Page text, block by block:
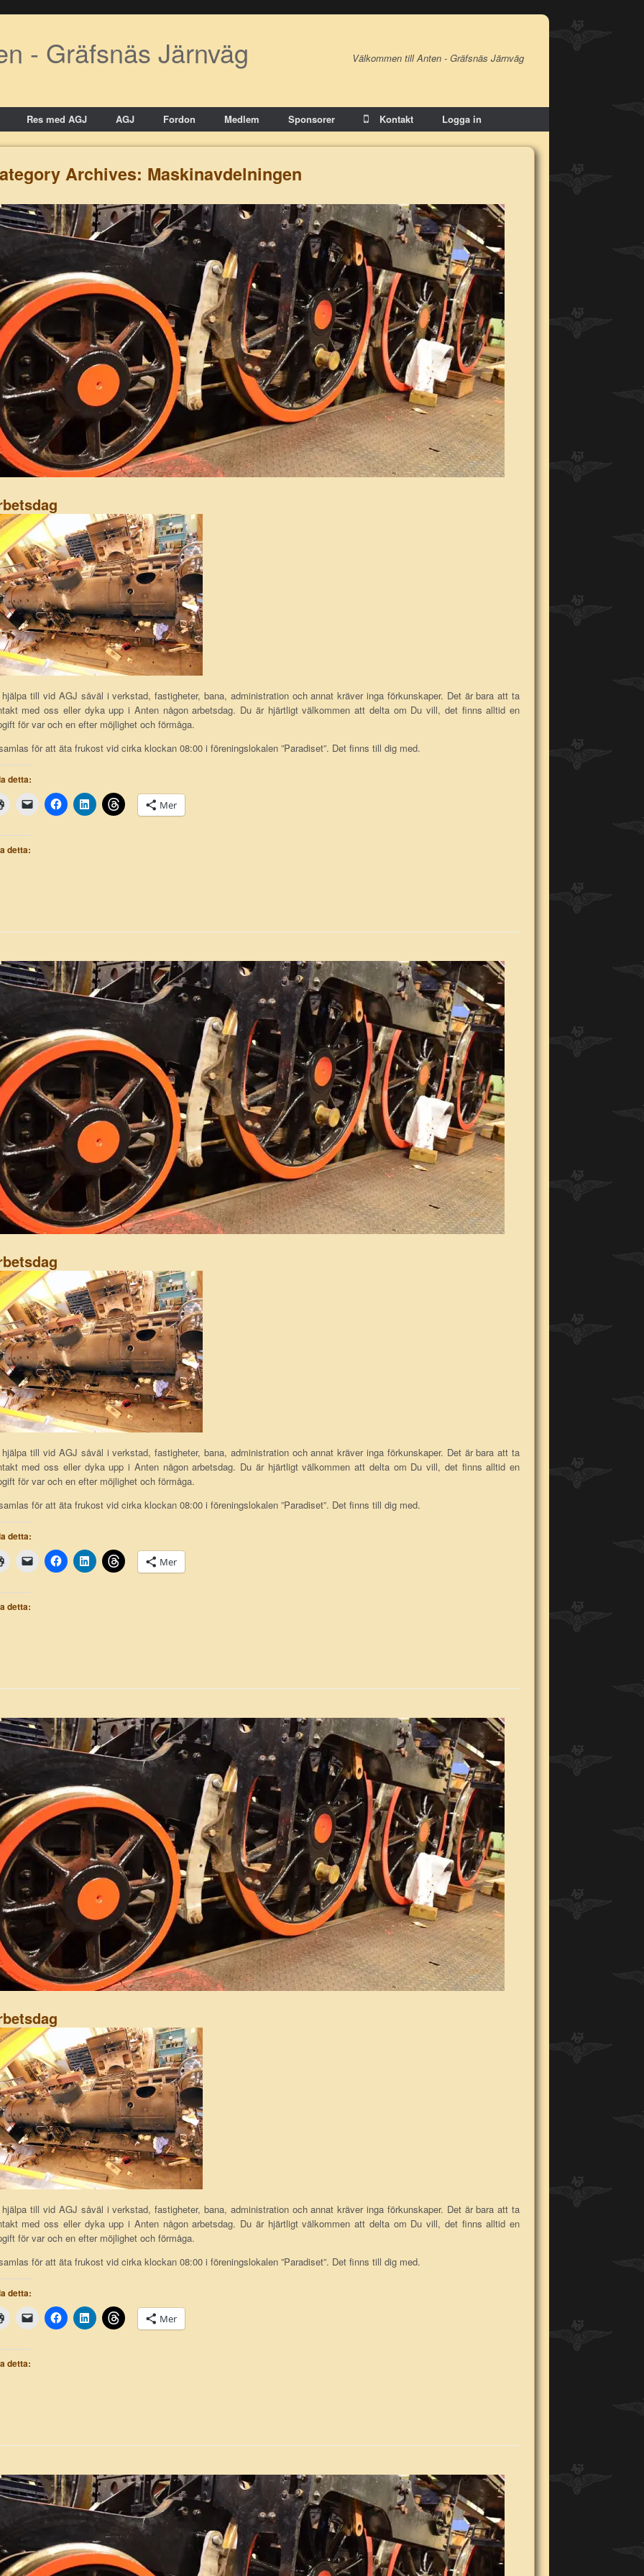
- Gräfsnäs Järnväg Välkommen till Anten - Gräfsnäs Järnväg
Res med AGJ AGJ Fordon Medlem Sponsorer Kontakt Logga in
Archives: Maskinavdelningen
till vid AGJ såväl i verkstad, fastigheter, bana, administration och annat kräver inga förkunskaper. Det är bara att ta
med oss eller dyka upp i Anten någon arbetsdag. Du är hjärtligt välkommen att delta om Du vill, det finns alltid en
för var och en efter möjlighet och förmåga.
för att äta frukost vid cirka klockan 08:00 i föreningslokalen ”Paradiset”. Det finns till dig med.
detta:
Mer
detta:
till vid AGJ såväl i verkstad, fastigheter, bana, administration och annat kräver inga förkunskaper. Det är bara att ta
med oss eller dyka upp i Anten någon arbetsdag. Du är hjärtligt välkommen att delta om Du vill, det finns alltid en
för var och en efter möjlighet och förmåga.
för att äta frukost vid cirka klockan 08:00 i föreningslokalen ”Paradiset”. Det finns till dig med.
detta:
Mer
detta:
till vid AGJ såväl i verkstad, fastigheter, bana, administration och annat kräver inga förkunskaper. Det är bara att ta
med oss eller dyka upp i Anten någon arbetsdag. Du är hjärtligt välkommen att delta om Du vill, det finns alltid en
för var och en efter möjlighet och förmåga.
för att äta frukost vid cirka klockan 08:00 i föreningslokalen ”Paradiset”. Det finns till dig med.
detta:
Mer
detta: